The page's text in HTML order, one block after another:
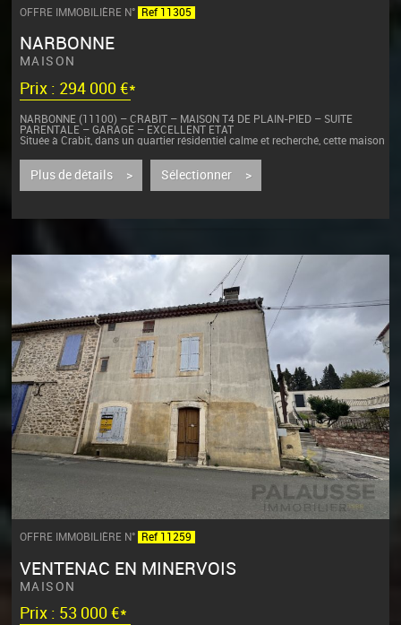
OFFRE IMMOBILIÈRE N° Ref 11305
NARBONNE
MAISON
Prix : 294 000 €*
NARBONNE (11100) – CRABIT – MAISON T4 DE PLAIN-PIED – SUITE
PARENTALE – GARAGE – EXCELLENT ETAT
Située à Crabit, dans un quartier résidentiel calme et recherché, cette maison
Plus de détails > Sélectionner >
OFFRE IMMOBILIÈRE N° Ref 11259
VENTENAC EN MINERVOIS
MAISON
Prix : 53 000 €*